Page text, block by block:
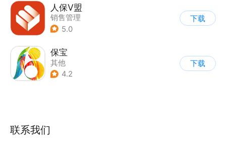
人保V盟
销售管理
5.0
下载
保宝
其他
4.2
下载
联系我们